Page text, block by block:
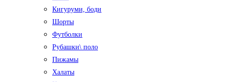
Кигуруми, боди
Шорты
Футболки
Рубашки\ поло
Пижамы
Халаты